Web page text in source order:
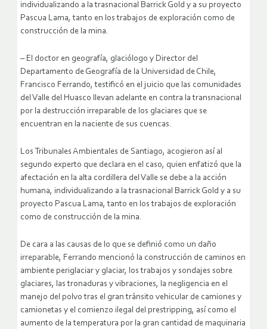
individualizando a la trasnacional Barrick Gold y a su proyecto
Pascua Lama, tanto en los trabajos de exploración como de
construcción de la mina.
– El doctor en geografía, glaciólogo y Director del
Departamento de Geografía de la Universidad de Chile,
Francisco Ferrando, testificó en el juicio que las comunidades
del Valle del Huasco llevan adelante en contra la transnacional
por la destrucción irreparable de los glaciares que se
encuentran en la naciente de sus cuencas.
Los Tribunales Ambientales de Santiago, acogieron así al
segundo experto que declara en el caso, quien enfatizó que la
afectación en la alta cordillera del Valle se debe a la acción
humana, individualizando a la trasnacional Barrick Gold y a su
proyecto Pascua Lama, tanto en los trabajos de exploración
como de construcción de la mina.
De cara a las causas de lo que se definió como un daño
irreparable, Ferrando mencionó la construcción de caminos en
ambiente periglaciar y glaciar, los trabajos y sondajes sobre
glaciares, las tronaduras y vibraciones, la negligencia en el
manejo del polvo tras el gran tránsito vehicular de camiones y
camionetas y el comienzo ilegal del prestripping, así como el
aumento de la temperatura por la gran cantidad de maquinaria